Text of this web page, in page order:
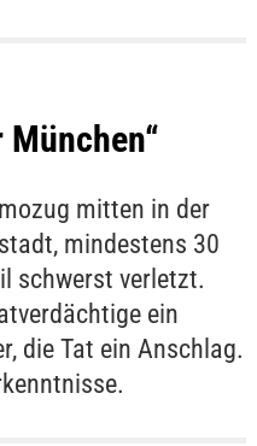
München“
mitten in der
mindestens 30
schwerst verletzt.
ein
die Tat ein Anschlag.